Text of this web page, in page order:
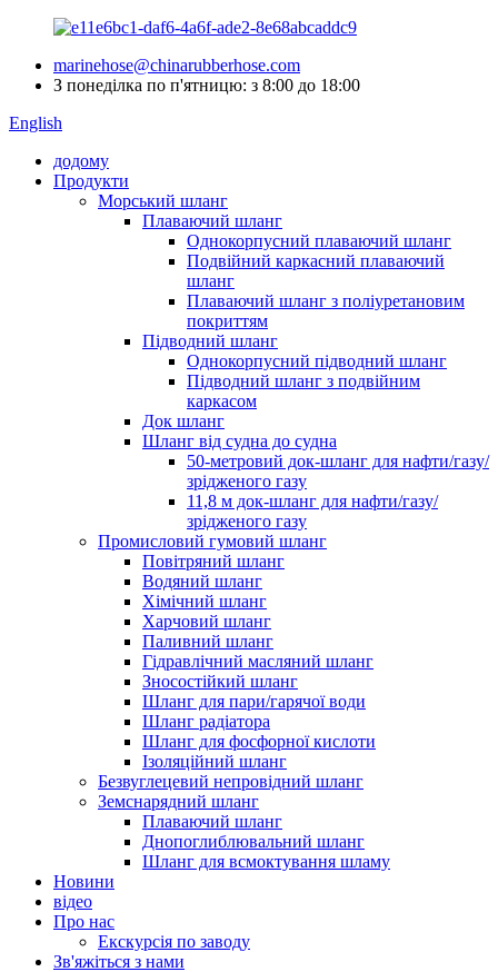
marinehose@chinarubberhose.com
З понеділка по п'ятницю: з 8:00 до 18:00
English
додому
Продукти
Морський шланг
Плаваючий шланг
Однокорпусний плаваючий шланг
Подвійний каркасний плаваючий
шланг
Плаваючий шланг з поліуретановим
покриттям
Підводний шланг
Однокорпусний підводний шланг
Підводний шланг з подвійним
каркасом
Док шланг
Шланг від судна до судна
50-метровий док-шланг для нафти/газу/
зрідженого газу
11,8 м док-шланг для нафти/газу/
зрідженого газу
Промисловий гумовий шланг
Повітряний шланг
Водяний шланг
Хімічний шланг
Харчовий шланг
Паливний шланг
Гідравлічний масляний шланг
Зносостійкий шланг
Шланг для пари/гарячої води
Шланг радіатора
Шланг для фосфорної кислоти
Ізоляційний шланг
Безвуглецевий непровідний шланг
Земснарядний шланг
Плаваючий шланг
Днопоглиблювальний шланг
Шланг для всмоктування шламу
Новини
відео
Про нас
Екскурсія по заводу
Зв'яжіться з нами